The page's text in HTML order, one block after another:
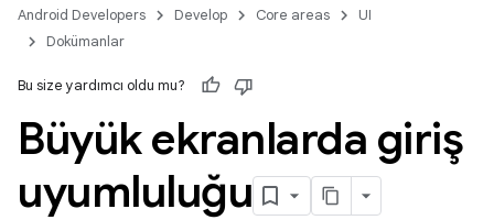
Android Developers Develop Core areas
UI
Dokümanlar
Bu size yardımcı oldu mu?
Büyük ekranlarda giriş
uyumluluğu